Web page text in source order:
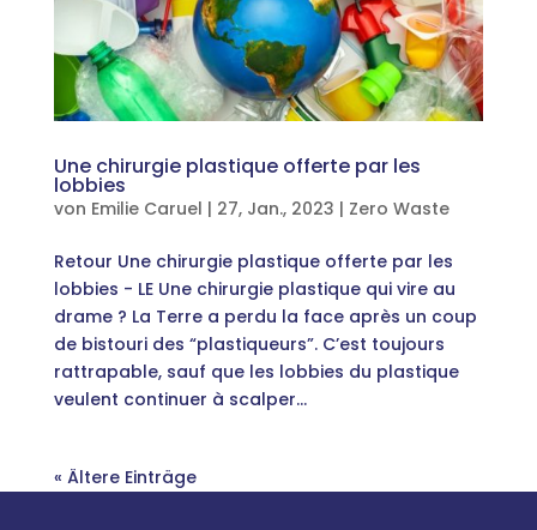
Une chirurgie plastique offerte par les
lobbies
von Emilie Caruel | 27, Jan., 2023 | Zero Waste
Retour Une chirurgie plastique offerte par les
lobbies - LE Une chirurgie plastique qui vire au
drame ? La Terre a perdu la face après un coup
de bistouri des “plastiqueurs”. C’est toujours
rattrapable, sauf que les lobbies du plastique
veulent continuer à scalper...
« Ältere Einträge